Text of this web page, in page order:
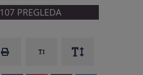
107PREGLEDA